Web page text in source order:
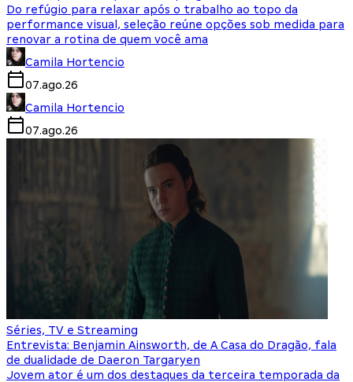
Do refúgio para relaxar após o trabalho ao topo da
performance visual, seleção reúne opções sob medida para
renovar a rotina de quem você ama
Camila Hortencio
07.ago.26
Camila Hortencio
07.ago.26
Séries, TV e Streaming
Entrevista: Benjamin Ainsworth, de A Casa do Dragão, fala
de dualidade de Daeron Targaryen
Jovem ator é um dos destaques da terceira temporada da